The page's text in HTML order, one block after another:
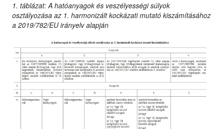
1. táblázat: A hatóanyagok és veszélyességi súlyok
osztályozása az 1. harmonizált kockázati mutató kiszámításához
a 2019/782/EU irányelv alapján